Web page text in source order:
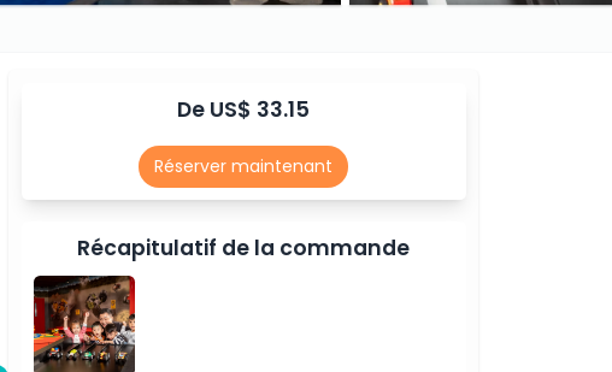
De US$ 33.15
Réserver maintenant
Récapitulatif de la commande